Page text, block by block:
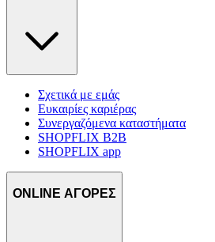
Σχετικά με εμάς
Ευκαιρίες καριέρας
Συνεργαζόμενα καταστήματα
SHOPFLIX B2B
SHOPFLIX app
ONLINE ΑΓΟΡΕΣ